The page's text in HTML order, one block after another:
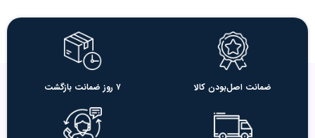
ضمانت اصل‌بودن کالا ۷ روز ضمانت بازگشت